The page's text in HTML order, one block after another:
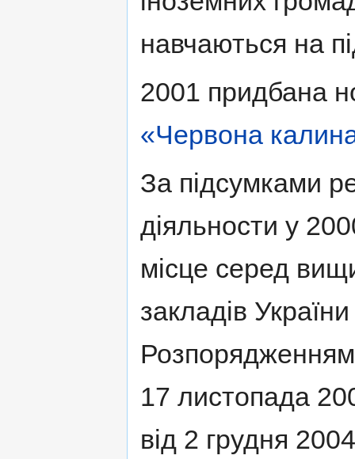
навчаються на
2001 придбана
«Червона
За підсумками
діяльности у
місце серед
закладів
Розпорядженням
17 листопада
від 2 грудня